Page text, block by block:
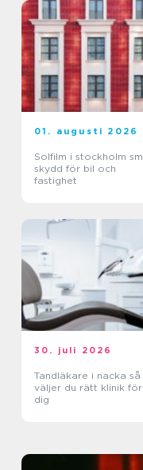
01. augusti 2026
Solfilm i stockholm smart
skydd för bil och
fastighet
30. juli 2026
Tandläkare i nacka så
väljer du rätt klinik för
dig